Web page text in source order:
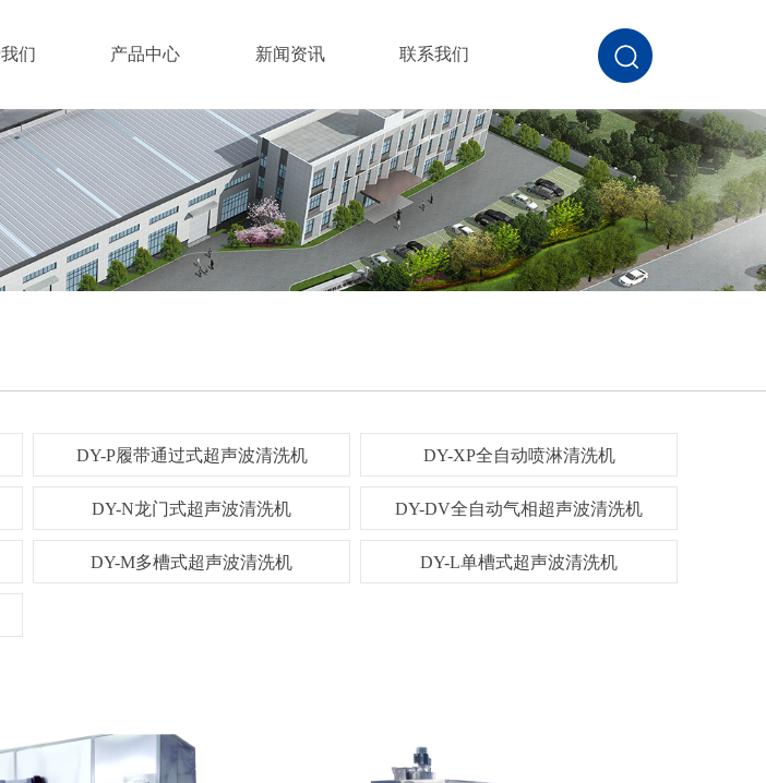
们 产品中心 新闻资讯 联系我们
门式超声波清洗机 DY-DV全自动气相超声波清洗机
槽式超声波清洗机
DY-P履带通过式超声波清洗机 DY-XP全自动喷淋清洗机
DY-N龙门式超声波清洗机 DY-DV全自动气相超声波清洗机
DY-M多槽式超声波清洗机 DY-L单槽式超声波清洗机